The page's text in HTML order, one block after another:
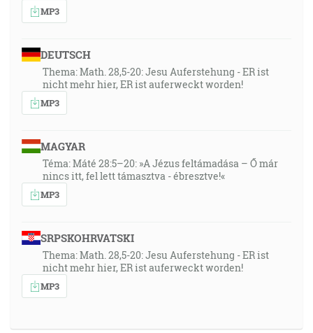
MP3
DEUTSCH
Thema: Math. 28,5-20: Jesu Auferstehung - ER ist
nicht mehr hier, ER ist auferweckt worden!
MP3
MAGYAR
Téma: Máté 28:5–20: »A Jézus feltámadása – Ő már
nincs itt, fel lett támasztva - ébresztve!«
MP3
SRPSKOHRVATSKI
Thema: Math. 28,5-20: Jesu Auferstehung - ER ist
nicht mehr hier, ER ist auferweckt worden!
MP3